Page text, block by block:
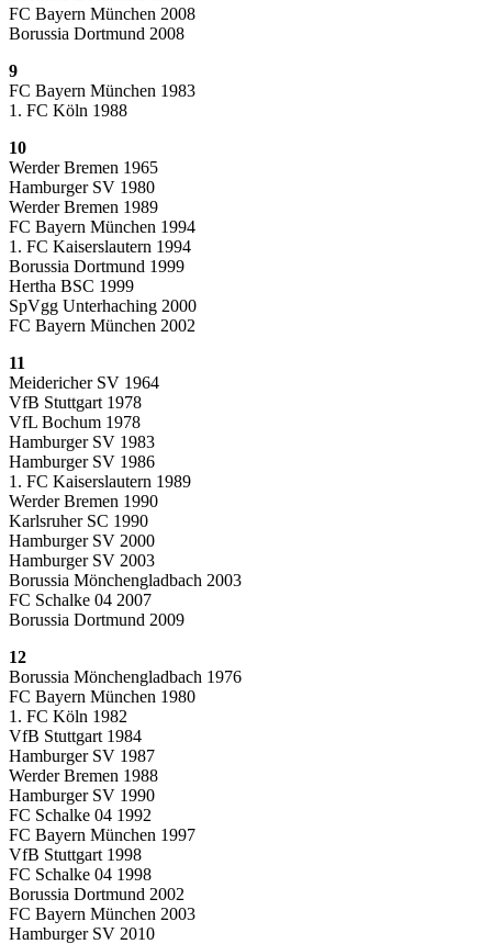
FC Bayern München 2008
Borussia Dortmund 2008
9
FC Bayern München 1983
1. FC Köln 1988
10
Werder Bremen 1965
Hamburger SV 1980
Werder Bremen 1989
FC Bayern München 1994
1. FC Kaiserslautern 1994
Borussia Dortmund 1999
Hertha BSC 1999
SpVgg Unterhaching 2000
FC Bayern München 2002
11
Meidericher SV 1964
VfB Stuttgart 1978
VfL Bochum 1978
Hamburger SV 1983
Hamburger SV 1986
1. FC Kaiserslautern 1989
Werder Bremen 1990
Karlsruher SC 1990
Hamburger SV 2000
Hamburger SV 2003
Borussia Mönchengladbach 2003
FC Schalke 04 2007
Borussia Dortmund 2009
12
Borussia Mönchengladbach 1976
FC Bayern München 1980
1. FC Köln 1982
VfB Stuttgart 1984
Hamburger SV 1987
Werder Bremen 1988
Hamburger SV 1990
FC Schalke 04 1992
FC Bayern München 1997
VfB Stuttgart 1998
FC Schalke 04 1998
Borussia Dortmund 2002
FC Bayern München 2003
Hamburger SV 2010